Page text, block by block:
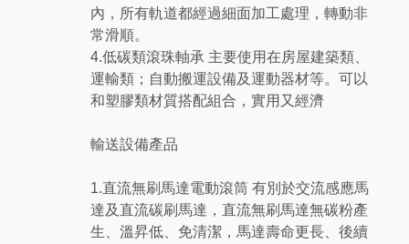
內，所有軌道都經過細面加工處理，轉動非
常滑順。
4.低碳類滾珠軸承 主要使用在房屋建築類、
運輸類；自動搬運設備及運動器材等。可以
和塑膠類材質搭配組合，實用又經濟
輸送設備產品
1.直流無刷馬達電動滾筒 有別於交流感應馬
達及直流碳刷馬達，直流無刷馬達無碳粉產
生、溫昇低、免清潔，馬達壽命更長、後續